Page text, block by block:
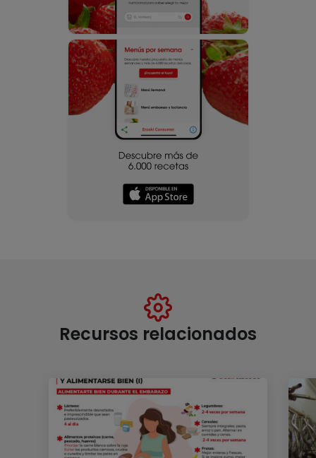
Recursos relacionados